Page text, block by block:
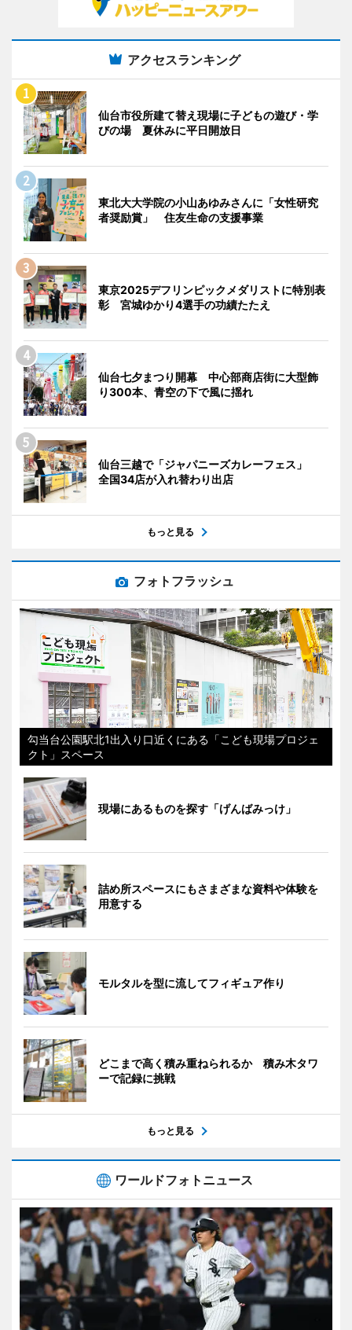
アクセスランキング
仙台市役所建て替え現場に子どもの遊び・学
びの場 夏休みに平日開放日
東北大大学院の小山あゆみさんに「女性研究
者奨励賞」 住友生命の支援事業
東京2025デフリンピックメダリストに特別表
彰 宮城ゆかり4選手の功績たたえ
仙台七夕まつり開幕 中心部商店街に大型飾
り300本、青空の下で風に揺れ
仙台三越で「ジャパニーズカレーフェス」
全国34店が入れ替わり出店
もっと見る
フォトフラッシュ
勾当台公園駅北1出入り口近くにある「こども現場プロジェ
クト」スペース
現場にあるものを探す「げんばみっけ」
詰め所スペースにもさまざまな資料や体験を
用意する
モルタルを型に流してフィギュア作り
どこまで高く積み重ねられるか 積み木タワ
ーで記録に挑戦
もっと見る
ワールドフォトニュース